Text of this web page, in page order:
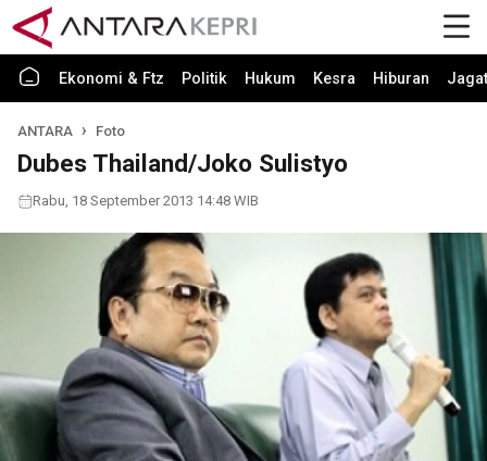
Ekonomi & Ftz Politik Hukum Kesra Hiburan Jagat
ANTARA Foto
Dubes Thailand/Joko Sulistyo
Rabu, 18 September 2013 14:48 WIB